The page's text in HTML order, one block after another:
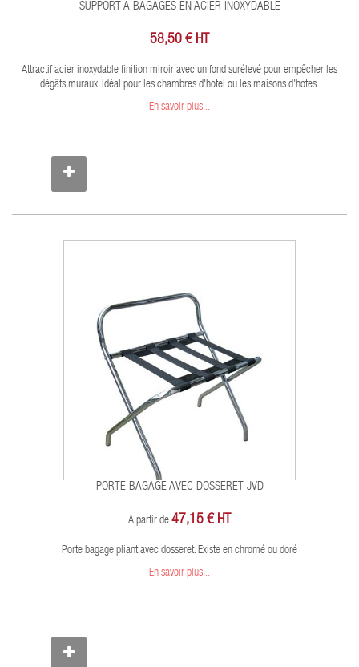
SUPPORT A BAGAGES EN ACIER INOXYDABLE
58,50 € HT
Attractif acier inoxydable finition miroir avec un fond surélevé pour empêcher les
dégâts muraux. Idéal pour les chambres d'hotel ou les maisons d'hotes.
En savoir plus...
PORTE BAGAGE AVEC DOSSERET JVD
A partir de 47,15 € HT
Porte bagage pliant avec dosseret. Existe en chromé ou doré
En savoir plus...